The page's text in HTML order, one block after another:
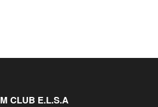
CLUB E.L.S.A